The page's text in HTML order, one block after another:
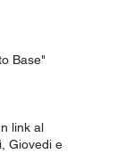
Base"
link al
Giovedi e